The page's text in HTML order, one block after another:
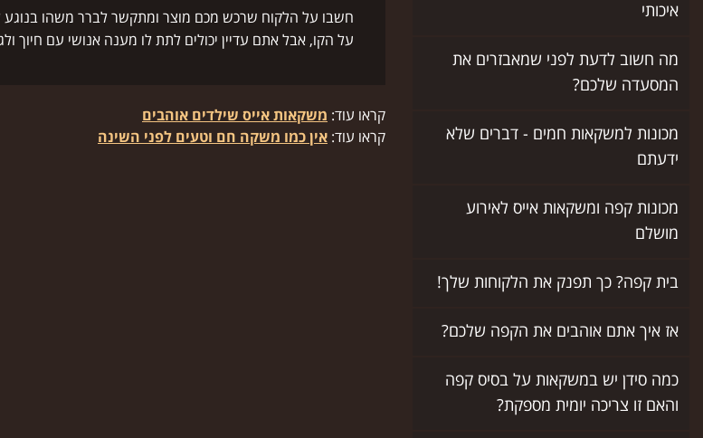
איכותי
מה חשוב לדעת לפני שמאבזרים את
המסעדה שלכם?
מכונות למשקאות חמים - דברים שלא
ידעתם
מכונות קפה ומשקאות אייס לאירוע
מושלם
בית קפה? כך תפנק את הלקוחות שלך!
אז איך אתם אוהבים את הקפה שלכם?
כמה סידן יש במשקאות על בסיס קפה
והאם זו צריכה יומית מספקת?
חשבו על הלקוח שרכש מכם מוצר ומתקשר לברר משהו בנוגע
על הקו, אבל אתם עדיין יכולים לתת לו מענה אנושי עם
קראו עוד: משקאות אייס שילדים אוהבים
קראו עוד: אין כמו משקה חם וטעים לפני השינה